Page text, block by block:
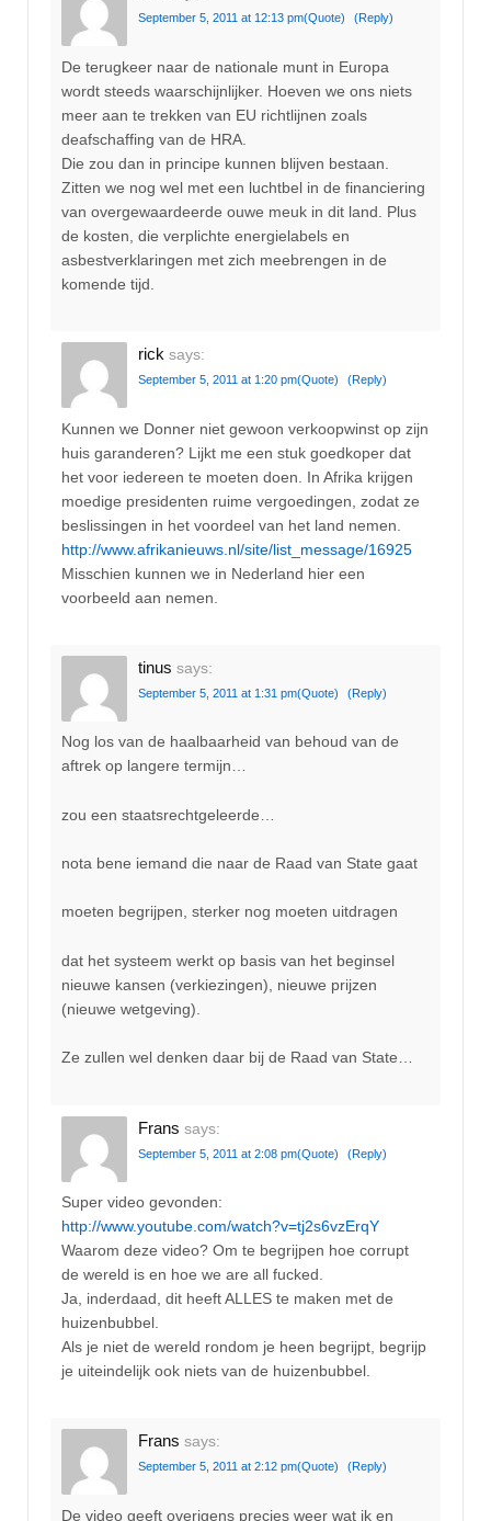
September 5, 2011 at 12:13 pm(Quote) (Reply)
De terugkeer naar de nationale munt in Europa
wordt steeds waarschijnlijker. Hoeven we ons niets
meer aan te trekken van EU richtlijnen zoals
deafschaffing van de HRA.
Die zou dan in principe kunnen blijven bestaan.
Zitten we nog wel met een luchtbel in de financiering
van overgewaardeerde ouwe meuk in dit land. Plus
de kosten, die verplichte energielabels en
asbestverklaringen met zich meebrengen in de
komende tijd.
rick says:
September 5, 2011 at 1:20 pm(Quote) (Reply)
Kunnen we Donner niet gewoon verkoopwinst op zijn
huis garanderen? Lijkt me een stuk goedkoper dat
het voor iedereen te moeten doen. In Afrika krijgen
moedige presidenten ruime vergoedingen, zodat ze
beslissingen in het voordeel van het land nemen.
http://www.afrikanieuws.nl/site/list_message/16925
Misschien kunnen we in Nederland hier een
voorbeeld aan nemen.
tinus says:
September 5, 2011 at 1:31 pm(Quote) (Reply)
Nog los van de haalbaarheid van behoud van de
aftrek op langere termijn…
zou een staatsrechtgeleerde…
nota bene iemand die naar de Raad van State gaat
moeten begrijpen, sterker nog moeten uitdragen
dat het systeem werkt op basis van het beginsel
nieuwe kansen (verkiezingen), nieuwe prijzen
(nieuwe wetgeving).
Ze zullen wel denken daar bij de Raad van State…
Frans says:
September 5, 2011 at 2:08 pm(Quote) (Reply)
Super video gevonden:
http://www.youtube.com/watch?v=tj2s6vzErqY
Waarom deze video? Om te begrijpen hoe corrupt
de wereld is en hoe we are all fucked.
Ja, inderdaad, dit heeft ALLES te maken met de
huizenbubbel.
Als je niet de wereld rondom je heen begrijpt, begrijp
je uiteindelijk ook niets van de huizenbubbel.
Frans says:
September 5, 2011 at 2:12 pm(Quote) (Reply)
De video geeft overigens precies weer wat ik en